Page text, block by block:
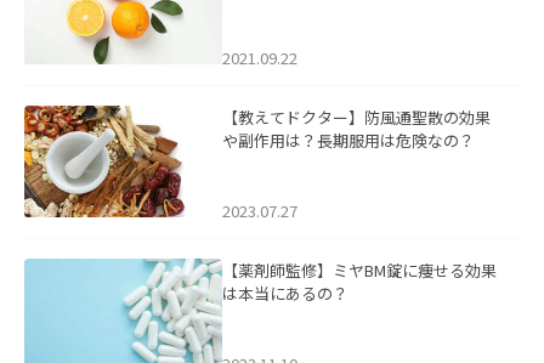
2021.09.22
【教えてドクター】防風通聖散の効果
や副作用は？長期服用は危険なの？
2023.07.27
【薬剤師監修】ミヤBM錠に痩せる効果
は本当にあるの？